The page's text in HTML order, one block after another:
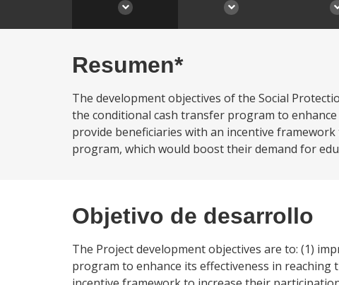
Resumen*
The development objectives of the Social
the conditional cash transfer program to
provide beneficiaries with an incentive
program, which would boost their demand for
Objetivo de desarrollo
The Project development objectives are to: (1)
program to enhance its effectiveness in